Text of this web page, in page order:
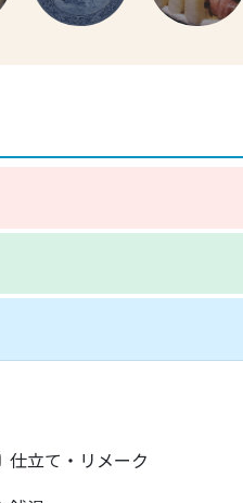
仕立て・リメーク